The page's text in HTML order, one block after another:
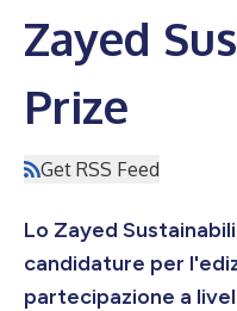
Zayed
Prize
Get RSS Feed
Lo Zayed
candidature per
partecipazione a